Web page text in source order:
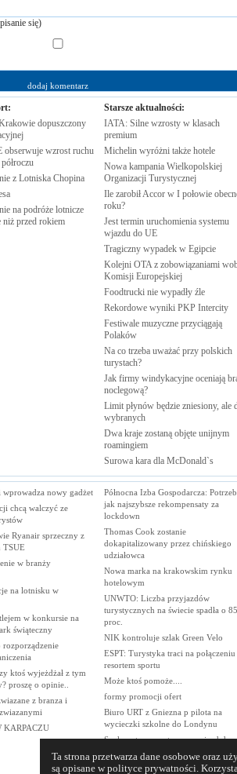
się)
dopuszczony
wzrost ruchu
półroczu
z Lotniska Chopina
na podróże lotnicze
niż przed rokiem
Starsze aktualności:
IATA: Silne wzrosty w klasach
premium
Michelin wyróżni także hotele
Nowa kampania Wielkopolskiej
Organizacji Turystycznej
Ile zarobił Accor w I połowie
roku?
Jest termin uruchomienia systemu
wjazdu do UE
Tragiczny wypadek w Egipcie
Kolejni OTA z zobowiązaniami
Komisji Europejskiej
Foodtrucki nie wypadły źle
Rekordowe wyniki PKP Intercity
Festiwale muzyczne przyciągają
Polaków
Na co trzeba uważać przy polskich
turystach?
Jak firmy windykacyjne oceniają
noclegową?
Limit płynów będzie zniesiony, ale
wybranych
Dwa kraje zostaną objęte unijnym
roamingiem
Surowa kara dla McDonald`s
wprowadza nowy gadżet
chcą walczyć ze
Ryanair sprzeczny z
TSUE
w branży
na lotnisku w
w konkursie na
świąteczny
ktoś wyjeżdżał z tym
proszę o opinie..
z branza i
KARPACZU
Północna Izba Gospodarcza:
jak najszybsze rekompensaty za
lockdown
Thomas Cook zostanie
dokapitalizowany przez chińskiego
udziałowca
Nowa marka na krakowskim rynku
hotelowym
UNWTO: Liczba przyjazdów
turystycznych na świecie spadła o 85
proc.
NIK kontroluje szlak Green Velo
ESPT: Turystyka traci na połączeniu
resortem sportu
Może ktoś pomoże....
formy promocji ofert
Biuro URT z Gniezna p pilota na
wycieczki szkolne do Londynu
Szukam towarzystwa na wyjazd do
Meksyku- druga połowa czerwca,
wycieczka trampin
Ta strona przetwarza dane osobowe oraz
są opisane w polityce prywatności.